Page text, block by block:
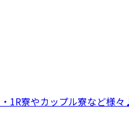
1R寮やカップル寮など